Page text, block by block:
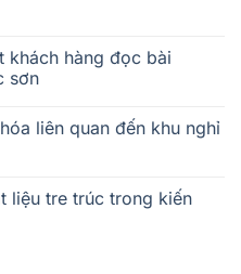
khách hàng đọc bài
sơn
liên quan đến khu nghỉ
liệu tre trúc trong kiến